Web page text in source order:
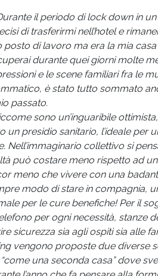
il periodo di lock down in
di trasferirmi nell’hotel e
posto di lavoro ma era la mia
durante quei giorni molte
e le scene familiari fra le
è stato tutto sommato
passato.
sono un’inguaribile
un presidio sanitario, l’ideale per
Nell’immaginario collettivo si
può costare meno rispetto ad
meno che vivere con una
modo di stare in compagnia,
per le cure benefiche! Per il
per ogni necessità, stanze
sicurezza sia agli ospiti sia alle
vengono proposte due diverse
“come una seconda casa” dove